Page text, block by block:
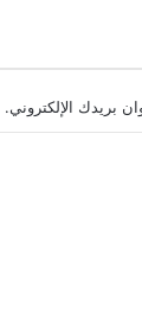
بريدك الإلكتروني.